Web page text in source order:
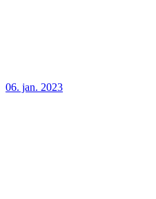
06. jan. 2023